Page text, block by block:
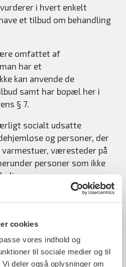
cookies
vores indhold og
til sociale medier og til
deler også oplysninger om
i hvert enkelt
et tilbud om behandling
omfattet af
har et
kan anvende de
samt har bopæl her i
§ 7.
socialt udsatte
og personer, der
varmestuer, væresteder på
personer som ikke
forskellige former for
sundhedsloven, fx
lille
kan også være